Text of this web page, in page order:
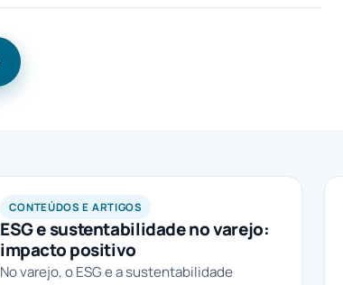
CONTEÚDOS E ARTIGOS
ESG e sustentabilidade no varejo:
impacto positivo
No varejo, o ESG e a sustentabilidade